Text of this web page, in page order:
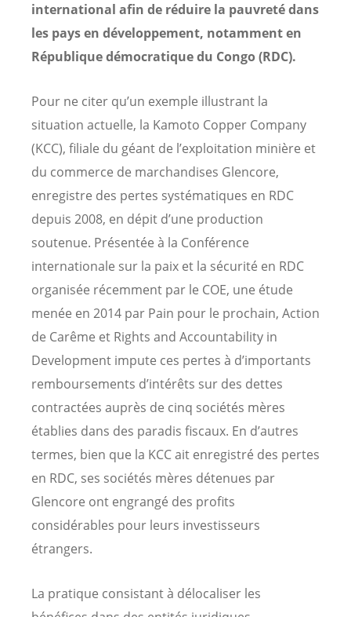
international afin de réduire la pauvreté dans
les pays en développement, notamment en
République démocratique du Congo (RDC).
Pour ne citer qu’un exemple illustrant la
situation actuelle, la Kamoto Copper Company
(KCC), filiale du géant de l’exploitation minière et
du commerce de marchandises Glencore,
enregistre des pertes systématiques en RDC
depuis 2008, en dépit d’une production
soutenue. Présentée à la Conférence
internationale sur la paix et la sécurité en RDC
organisée récemment par le COE, une étude
menée en 2014 par Pain pour le prochain, Action
de Carême et Rights and Accountability in
Development impute ces pertes à d’importants
remboursements d’intérêts sur des dettes
contractées auprès de cinq sociétés mères
établies dans des paradis fiscaux. En d’autres
termes, bien que la KCC ait enregistré des pertes
en RDC, ses sociétés mères détenues par
Glencore ont engrangé des profits
considérables pour leurs investisseurs
étrangers.
La pratique consistant à délocaliser les